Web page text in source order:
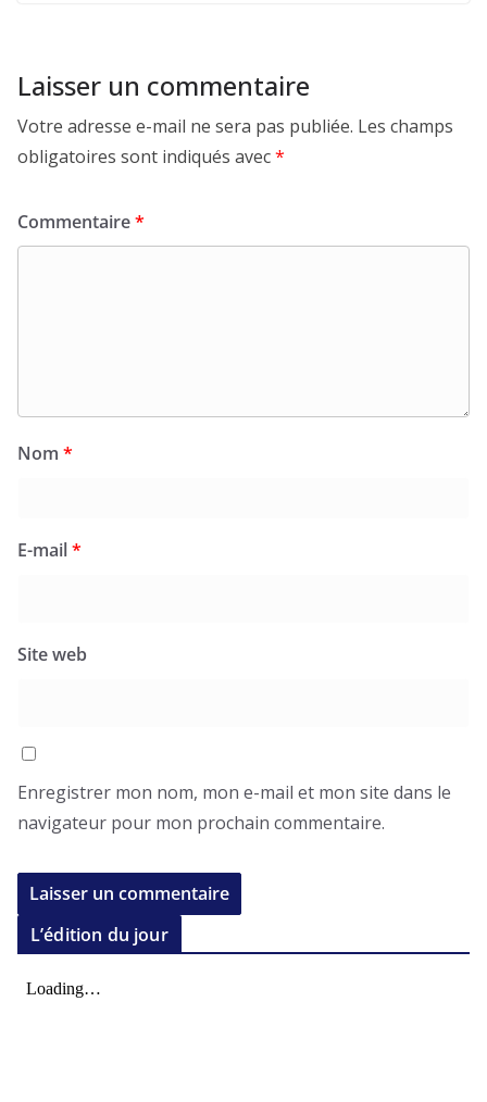
Laisser un commentaire
Votre adresse e-mail ne sera pas publiée. Les champs
obligatoires sont indiqués avec*
Commentaire*
Nom *
E-mail*
Site web
Enregistrer mon nom, mon e-mail et mon site dans le
navigateur pour mon prochain commentaire.
L’édition du jour